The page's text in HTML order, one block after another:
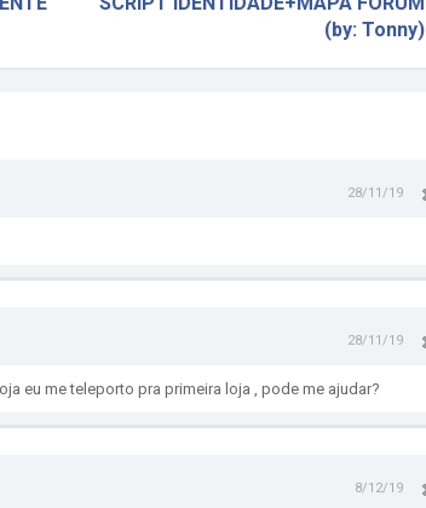
(by: Tonny)
28/11/19
28/11/19
eu me teleporto pra primeira loja , pode me ajudar?
8/12/19